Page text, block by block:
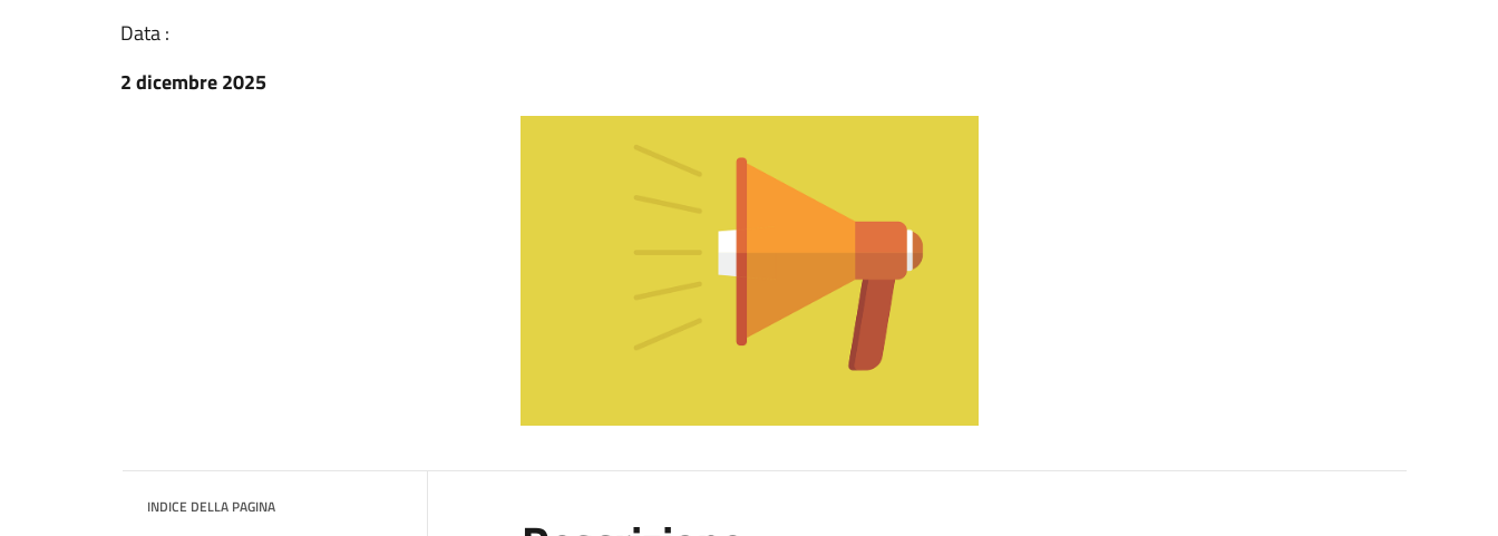
Data :
2 dicembre 2025
INDICE DELLA PAGINA